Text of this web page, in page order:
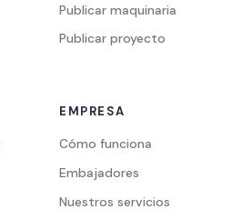
Publicar maquinaria
Publicar proyecto
EMPRESA
Cómo funciona
Embajadores
Nuestros servicios